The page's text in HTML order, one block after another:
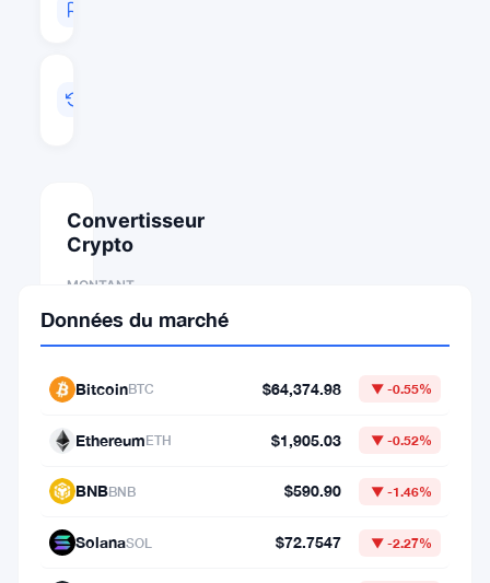
Convertisseur
Crypto
MONTANT
DE
1
Données du marché
BitcoinBTC $64,374.98 ▼ -0.55%
EthereumETH $1,905.03 ▼ -0.52%
BNBBNB $590.90 ▼ -1.46%
SolanaSOL $72.7547 ▼ -2.27%